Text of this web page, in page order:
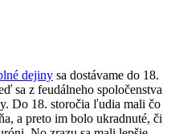
dejiny sa dostávame do 18.
sa z feudálneho spoločenstva
Do 18. storočia ľudia mali čo
a preto im bolo ukradnuté, či